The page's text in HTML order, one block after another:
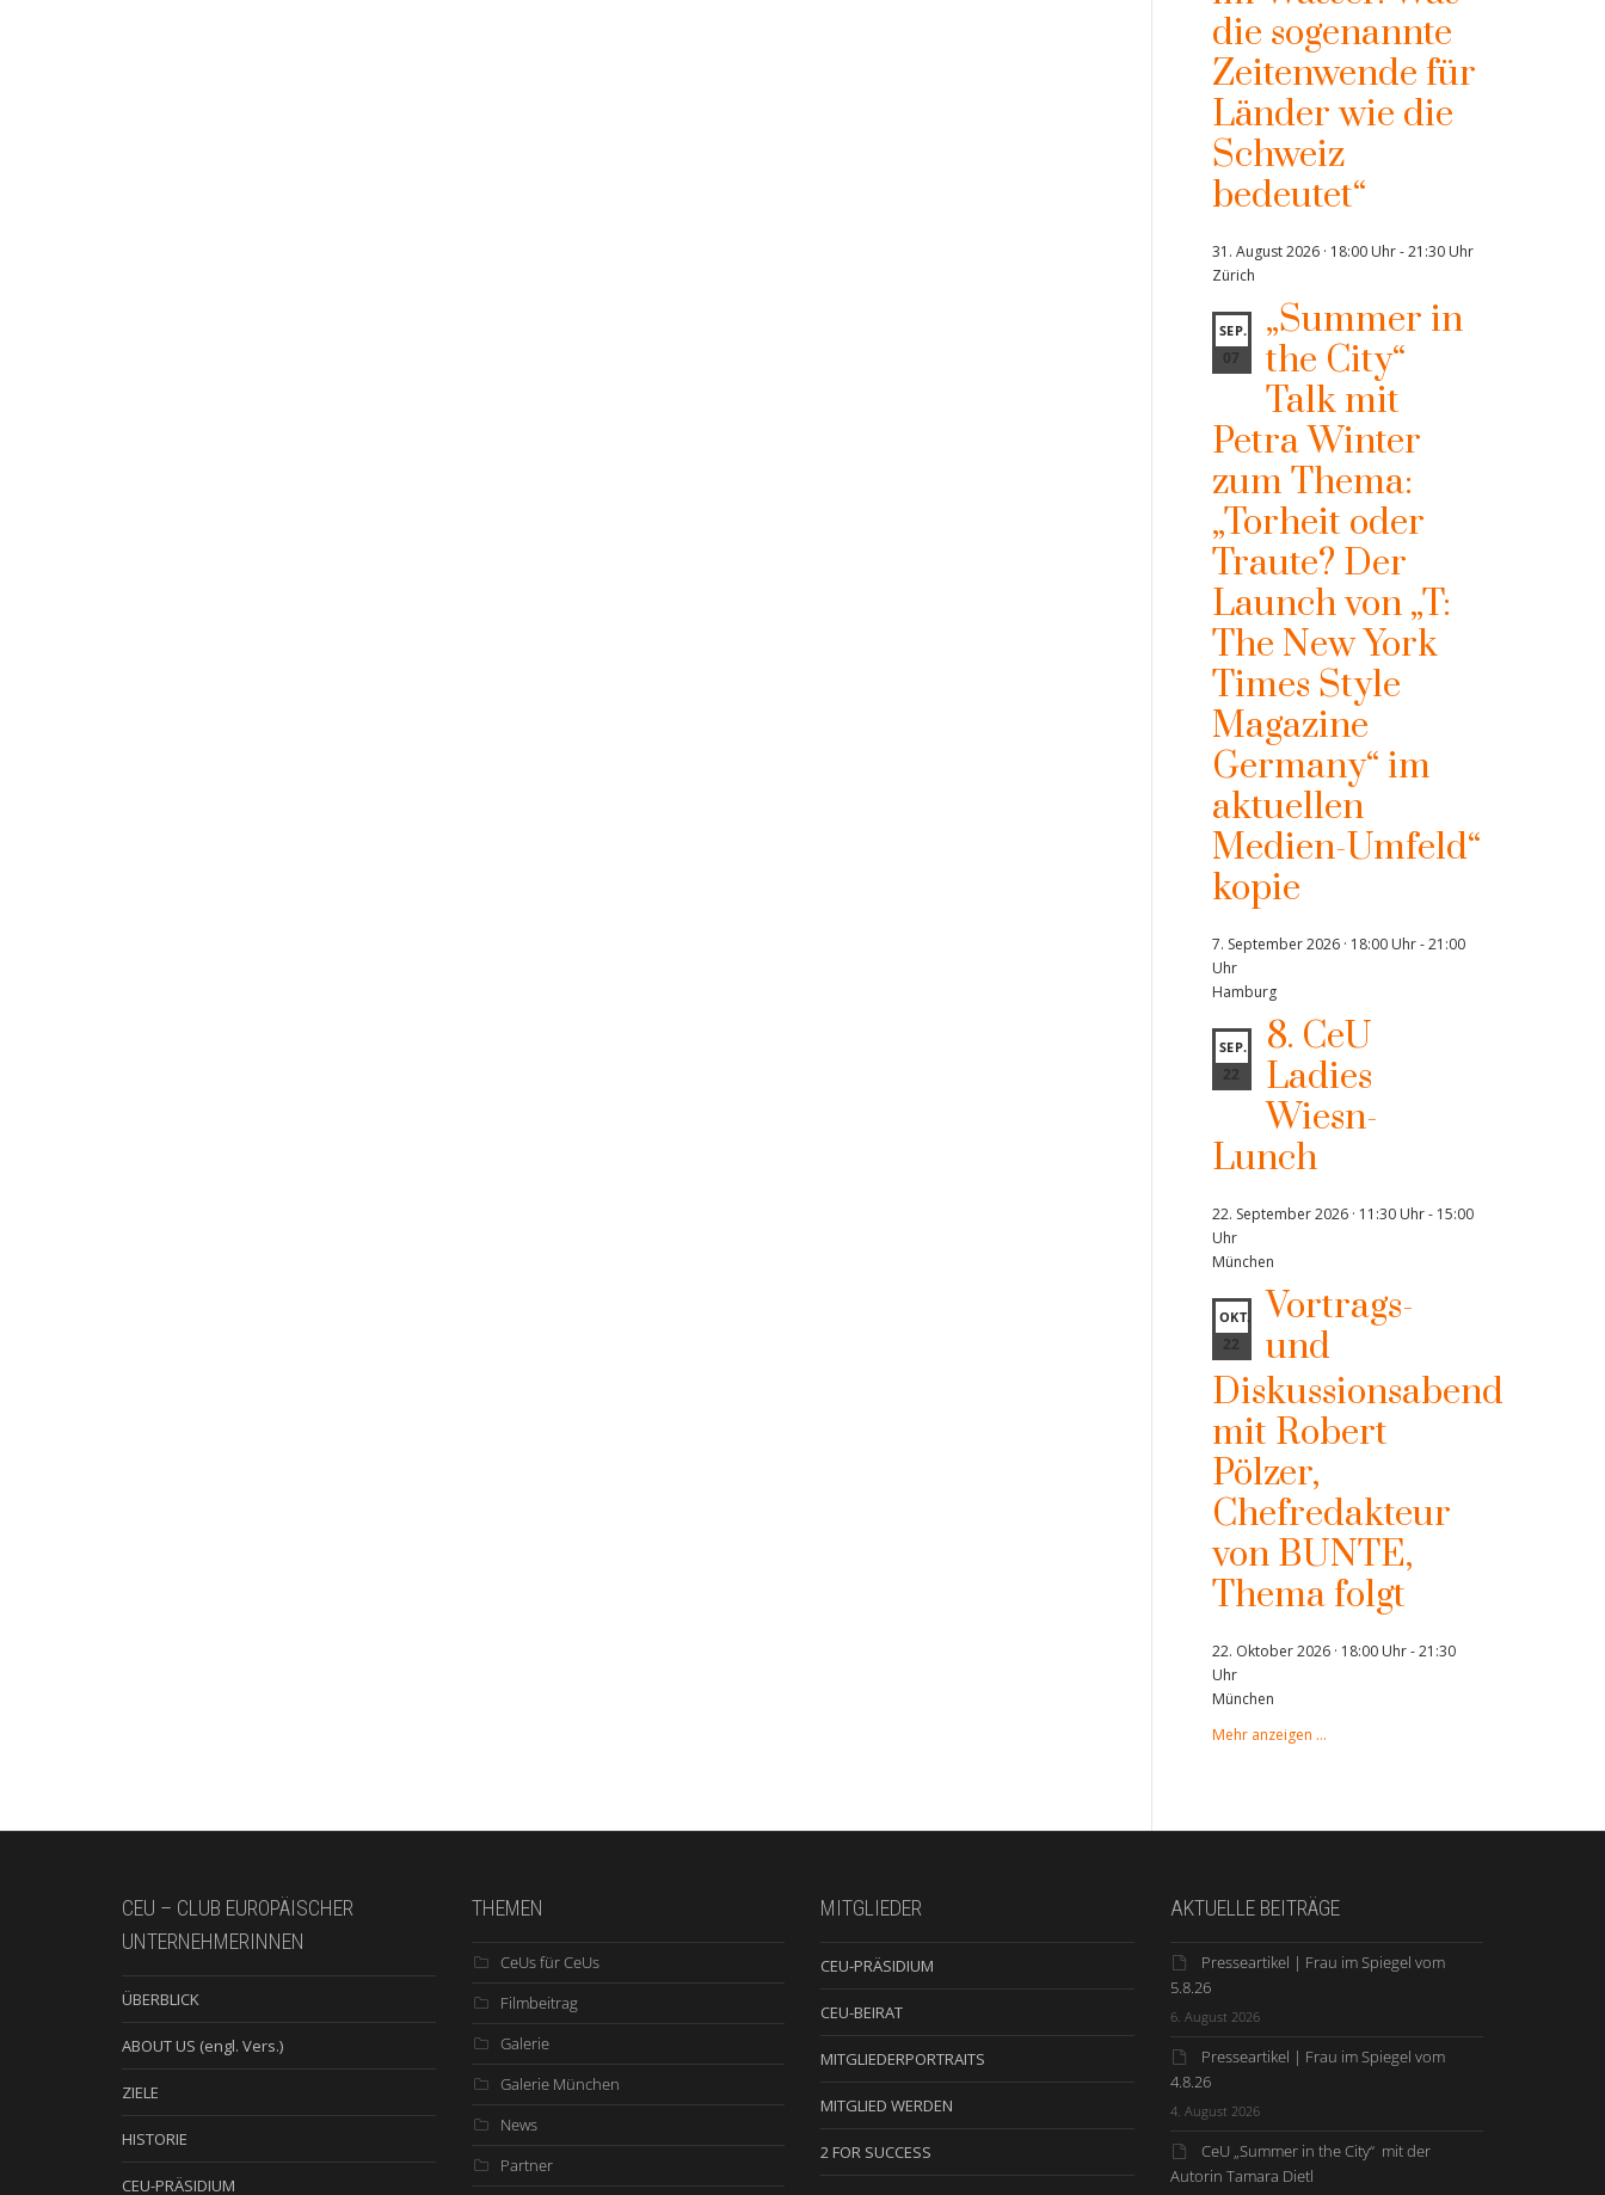
die sogenannte
Zeitenwende für
Länder wie die
Schweiz
bedeutet“
31. August 2026 · 18:00 Uhr-21:30 Uhr
Zürich
SEP.
07
„Summer in
the City“
Talk mit
Petra Winter
zum Thema:
„Torheit oder
Traute? Der
Launch von „T:
The New York
Times Style
Magazine
Germany“ im
aktuellen
Medien-Umfeld“
kopie
7. September 2026 · 18:00 Uhr-21:00
Uhr
Hamburg
SEP.
22
8. CeU
Ladies
Wiesn-
Lunch
22. September 2026 · 11:30 Uhr- 15:00
Uhr
München
OKT.
22
Vortrags-
und
Diskussionsabend
mit Robert
Pölzer,
Chefredakteur
von BUNTE,
Thema folgt
22. Oktober 2026 · 18:00 Uhr-21:30
Uhr
München
Mehr anzeigen …
CEU – CLUB EUROPÄISCHER
UNTERNEHMERINNEN
ÜBERBLICK
ABOUT US (engl. Vers.)
ZIELE
HISTORIE
CEU-PRÄSIDIUM
THEMEN
CeUs für CeUs
Filmbeitrag
Galerie
Galerie München
News
Partner
MITGLIEDER
CEU-PRÄSIDIUM
CEU-BEIRAT
MITGLIEDERPORTRAITS
MITGLIED WERDEN
2 FOR SUCCESS
AKTUELLE BEITRÄGE
Presseartikel | Frau im Spiegel vom
5.8.26
6. August 2026
Presseartikel | Frau im Spiegel vom
4.8.26
4. August 2026
CeU „Summer in the City“ mit der
Autorin Tamara Dietl